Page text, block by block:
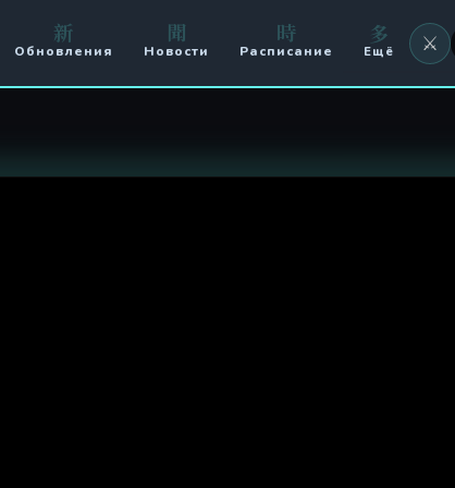
新
Обновления
聞
Новости
時
Расписание
多
Ещё ⚔️
⚔️ Оружие
🏟️ Арена